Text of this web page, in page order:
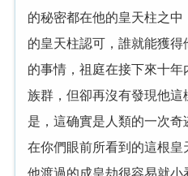
的秘密都在他的皇天柱之
的皇天柱認可，誰就能獲
的事情，祖庭在接下來十
族群，但卻再沒有發現他這
是，這确實是人類的一次
在你們眼前所看到的這根